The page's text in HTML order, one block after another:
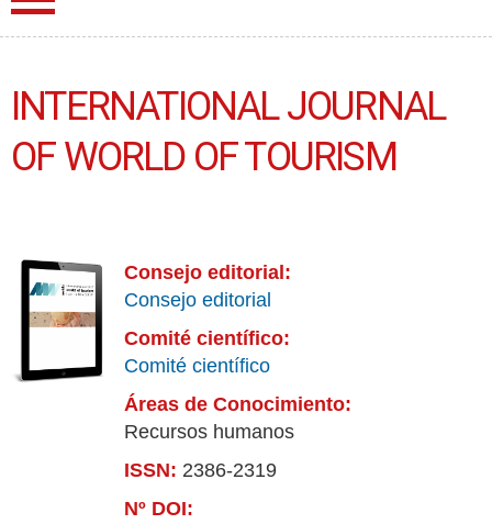
INTERNATIONAL JOURNAL
OF WORLD OF TOURISM
Consejo editorial:
Consejo editorial
Comité científico:
Comité científico
Áreas de Conocimiento:
Recursos humanos
ISSN: 2386-2319
Nº DOI: